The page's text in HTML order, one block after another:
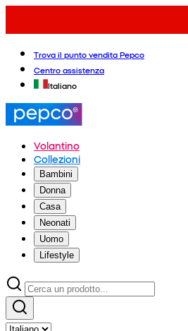
Trova il punto vendita Pepco
Centro assistenza
Italiano
Volantino
Collezioni
Bambini
Donna
Casa
Neonati
Uomo
Lifestyle